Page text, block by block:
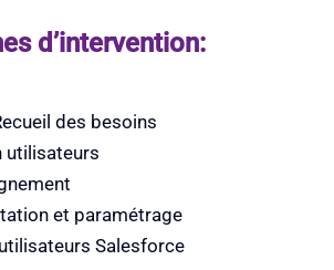
d’intervention:
des besoins
utilisateurs
et paramétrage
Salesforce